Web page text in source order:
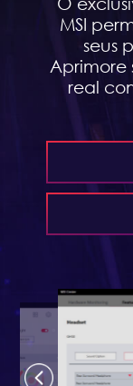
MSI
seus
Aprimore
real